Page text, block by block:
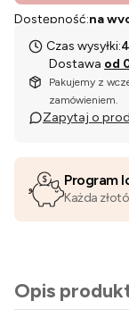
Dostępność:na
Czas wysyłki:
Dostawa od
Pakujemy z
zamówieniem.
Zapytaj o
Program
Każda
Opis